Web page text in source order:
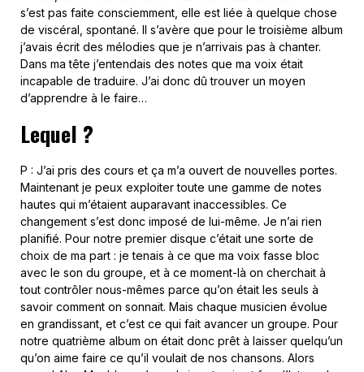
s’est pas faite consciemment, elle est liée à quelque chose
de viscéral, spontané. Il s’avère que pour le troisième album
j’avais écrit des mélodies que je n’arrivais pas à chanter.
Dans ma tête j’entendais des notes que ma voix était
incapable de traduire. J’ai donc dû trouver un moyen
d’apprendre à le faire…
Lequel ?
P : J’ai pris des cours et ça m’a ouvert de nouvelles portes.
Maintenant je peux exploiter toute une gamme de notes
hautes qui m’étaient auparavant inaccessibles. Ce
changement s’est donc imposé de lui-même. Je n’ai rien
planifié. Pour notre premier disque c’était une sorte de
choix de ma part : je tenais à ce que ma voix fasse bloc
avec le son du groupe, et à ce moment-là on cherchait à
tout contrôler nous-mêmes parce qu’on était les seuls à
savoir comment on sonnait. Mais chaque musicien évolue
en grandissant, et c’est ce qui fait avancer un groupe. Pour
notre quatrième album on était donc prêt à laisser quelqu’un
qu’on aime faire ce qu’il voulait de nos chansons. Alors